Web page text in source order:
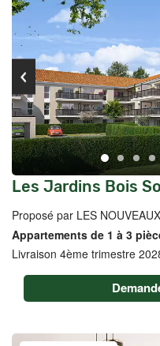
Les Jardins Bois
Proposé par LES
Appartements de 1 à 3
Livraison 4ème trimestre